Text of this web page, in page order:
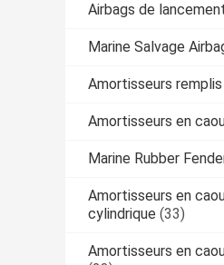
Airbags de
Marine Salvage
Amortisseurs
Amortisseurs en
Marine Rubber
Amortisseurs en
cylindrique (33)
Amortisseurs en